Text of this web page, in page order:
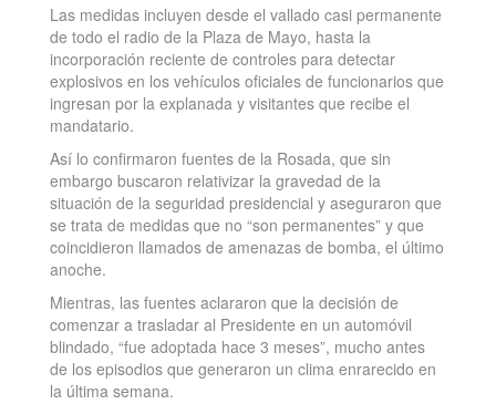
Las medidas incluyen desde el vallado casi permanente
de todo el radio de la Plaza de Mayo, hasta la
incorporación reciente de controles para detectar
explosivos en los vehículos oficiales de funcionarios que
ingresan por la explanada y visitantes que recibe el
mandatario.
Así lo confirmaron fuentes de la Rosada, que sin
embargo buscaron relativizar la gravedad de la
situación de la seguridad presidencial y aseguraron que
se trata de medidas que no “son permanentes” y que
coincidieron llamados de amenazas de bomba, el último
anoche.
Mientras, las fuentes aclararon que la decisión de
comenzar a trasladar al Presidente en un automóvil
blindado, “fue adoptada hace 3 meses”, mucho antes
de los episodios que generaron un clima enrarecido en
la última semana.